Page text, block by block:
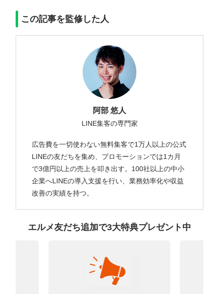
この記事を監修した人
阿部 悠人
LINE集客の専門家
広告費を一切使わない無料集客で1万人以上の公式
LINEの友だちを集め、プロモーションでは1カ月
で3億円以上の売上を叩き出す。100社以上の中小
企業へLINEの導入支援を行い、業務効率化や収益
改善の実績を持つ。
エルメ友だち追加で3大特典プレゼント中